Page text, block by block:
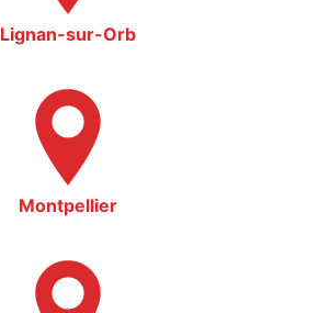
Lignan-sur-Orb
Montpellier